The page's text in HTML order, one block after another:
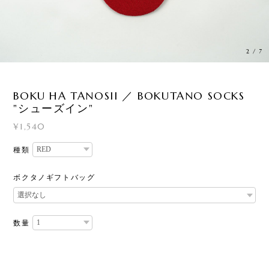
2 / 7
BOKU HA TANOSII ／ BOKUTANO SOCKS
"シューズイン"
¥1,540
種類
ボクタノギフトバッグ
数量